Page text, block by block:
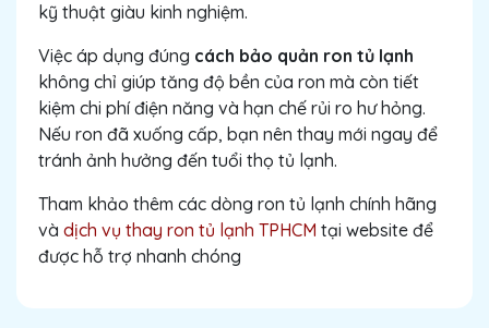
kỹ thuật giàu kinh nghiệm.
Việc áp dụng đúng cách bảo quản ron tủ lạnh
không chỉ giúp tăng độ bền của ron mà còn tiết
kiệm chi phí điện năng và hạn chế rủi ro hư hỏng.
Nếu ron đã xuống cấp, bạn nên thay mới ngay để
tránh ảnh hưởng đến tuổi thọ tủ lạnh.
Tham khảo thêm các dòng ron tủ lạnh chính hãng
và dịch vụ thay ron tủ lạnh TPHCM tại website để
được hỗ trợ nhanh chóng